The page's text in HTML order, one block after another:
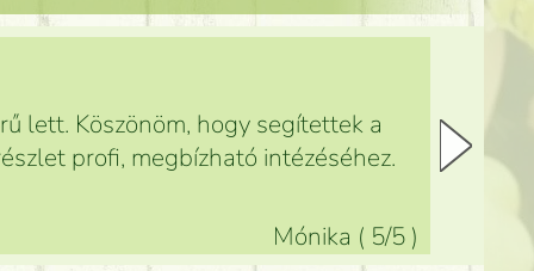
lett. Köszönöm, hogy segítettek a
profi, megbízható intézéséhez.
Mónika ( 5/5 )